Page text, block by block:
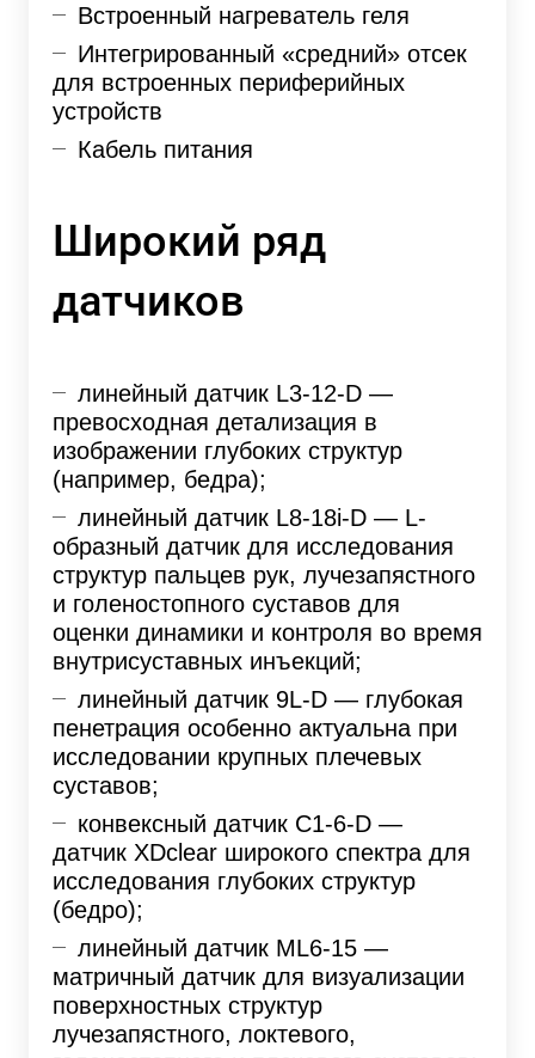
Встроенный нагреватель геля
Интегрированный «средний» отсек
для встроенных периферийных
устройств
Кабель питания
Широкий ряд
датчиков
линейный датчик L3-12-D —
превосходная детализация в
изображении глубоких структур
(например, бедра);
линейный датчик L8-18i-D — L-
образный датчик для исследования
структур пальцев рук, лучезапястного
и голеностопного суставов для
оценки динамики и контроля во время
внутрисуставных инъекций;
линейный датчик 9L-D — глубокая
пенетрация особенно актуальна при
исследовании крупных плечевых
суставов;
конвексный датчик C1-6-D —
датчик XDclear широкого спектра для
исследования глубоких структур
(бедро);
линейный датчик ML6-15 —
матричный датчик для визуализации
поверхностных структур
лучезапястного, локтевого,